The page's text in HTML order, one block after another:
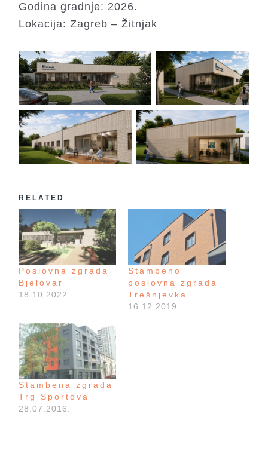
Godina gradnje: 2026.
Lokacija: Zagreb – Žitnjak
RELATED
Poslovna zgrada
Bjelovar
18.10.2022.
Stambeno
poslovna zgrada
Trešnjevka
16.12.2019.
Stambena zgrada
Trg Sportova
28.07.2016.